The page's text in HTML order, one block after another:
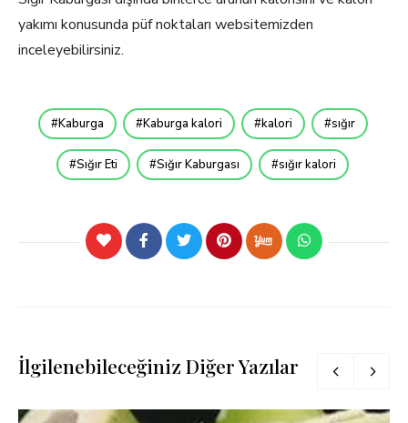
yakımı konusunda püf noktaları websitemizden
inceleyebilirsiniz.
Kaburga Kaburga kalori kalori sığır
Sığır Eti Sığır Kaburgası sığır kalori
İlgilenebileceğiniz Diğer Yazılar